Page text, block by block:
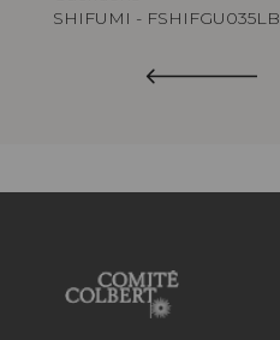
SHIFUMI - FSHIFGU035LB